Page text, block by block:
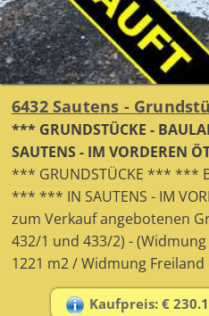
6432 Sautens -
*** GRUNDSTÜCKE -
SAUTENS - IM VORDEREN
*** GRUNDSTÜCKE *** ***
*** *** IN SAUTENS - IM
zum Verkauf angebotenen
432/1 und 433/2) -
1221 m2 / Widmung Freiland
Kaufpreis: €